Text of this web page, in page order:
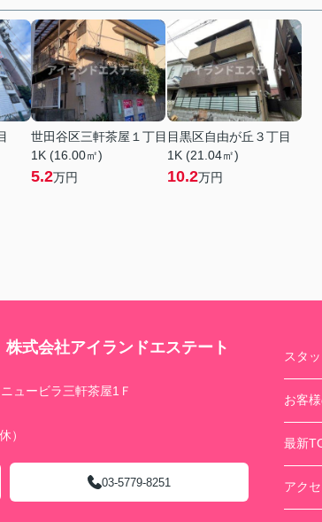
世田谷区三軒茶屋１丁目
1K (16.00㎡)
5.2万円
目黒区自由が丘３丁目
1K (21.04㎡)
10.2万円
式会社アイランドエステート
ュービラ三軒茶屋1Ｆ
）
03-5779-8251
スタ
お客
最新
アク